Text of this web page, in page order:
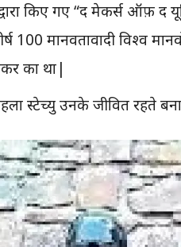
किए गए “द मेकर्स ऑफ़ द
100 मानवतावादी विश्व
का था|
स्टेच्यु उनके जीवित रहते